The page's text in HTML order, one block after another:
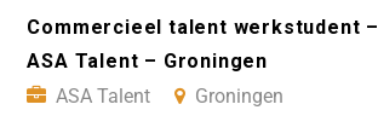
Commercieel talent werkstudent –
ASA Talent – Groningen
ASA Talent
Groningen